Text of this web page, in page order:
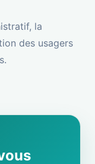
la
des usagers